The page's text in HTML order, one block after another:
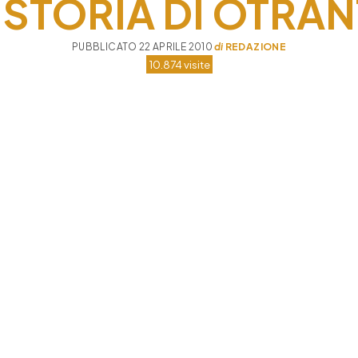
DI
PUBBLICATO 22 APRILE 2010di REDAZIONE
10.874 visite